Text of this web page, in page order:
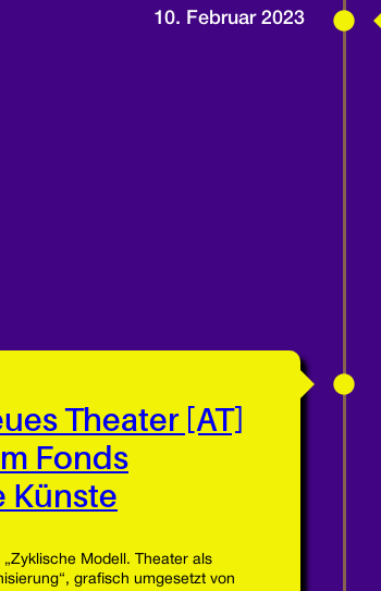
10. Februar 2023
Theater [AT]
Fonds
Künste
Modell. Theater als
grafisch umgesetzt von